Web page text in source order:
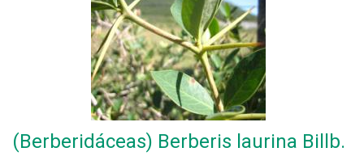
(Berberidáceas) Berberis laurina Billb.